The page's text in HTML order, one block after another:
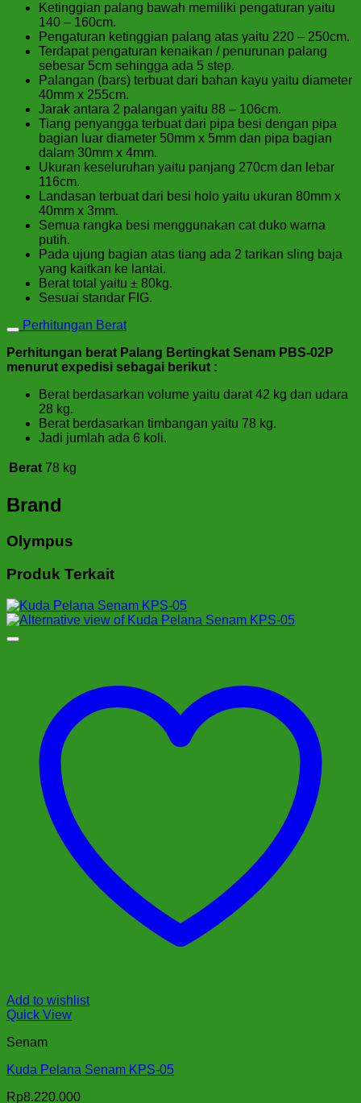
Ketinggian palang bawah memiliki pengaturan yaitu
140 – 160cm.
Pengaturan ketinggian palang atas yaitu 220 – 250cm.
Terdapat pengaturan kenaikan / penurunan palang
sebesar 5cm sehingga ada 5 step.
Palangan (bars) terbuat dari bahan kayu yaitu diameter
40mm x 255cm.
Jarak antara 2 palangan yaitu 88 – 106cm.
Tiang penyangga terbuat dari pipa besi dengan pipa
bagian luar diameter 50mm x 5mm dan pipa bagian
dalam 30mm x 4mm.
Ukuran keseluruhan yaitu panjang 270cm dan lebar
116cm.
Landasan terbuat dari besi holo yaitu ukuran 80mm x
40mm x 3mm.
Semua rangka besi menggunakan cat duko warna
putih.
Pada ujung bagian atas tiang ada 2 tarikan sling baja
yang kaitkan ke lantai.
Berat total yaitu ± 80kg.
Sesuai standar FIG.
Perhitungan Berat
Perhitungan berat Palang Bertingkat Senam PBS-02P
menurut expedisi sebagai berikut :
Berat berdasarkan volume yaitu darat 42 kg dan udara
28 kg.
Berat berdasarkan timbangan yaitu 78 kg.
Jadi jumlah ada 6 koli.
Berat 78 kg
Brand
Olympus
Produk Terkait
Add to wishlist
Quick View
Senam
Kuda Pelana Senam KPS-05
Rp8.220.000